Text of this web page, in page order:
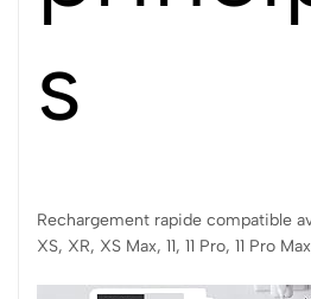
s
Rechargement rapide compatible
XS, XR, XS Max, 11, 11 Pro, 11 Pro